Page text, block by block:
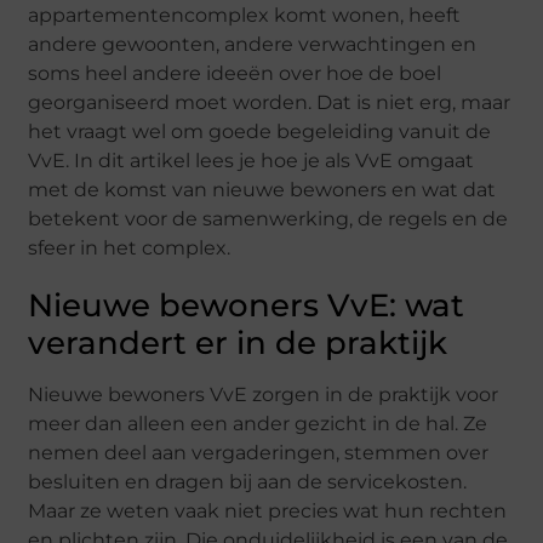
appartementencomplex komt wonen, heeft
andere gewoonten, andere verwachtingen en
soms heel andere ideeën over hoe de boel
georganiseerd moet worden. Dat is niet erg, maar
het vraagt wel om goede begeleiding vanuit de
VvE. In dit artikel lees je hoe je als VvE omgaat
met de komst van nieuwe bewoners en wat dat
betekent voor de samenwerking, de regels en de
sfeer in het complex.
Nieuwe bewoners VvE: wat
verandert er in de praktijk
Nieuwe bewoners VvE zorgen in de praktijk voor
meer dan alleen een ander gezicht in de hal. Ze
nemen deel aan vergaderingen, stemmen over
besluiten en dragen bij aan de servicekosten.
Maar ze weten vaak niet precies wat hun rechten